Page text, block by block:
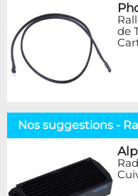
de
Nos suggestions -